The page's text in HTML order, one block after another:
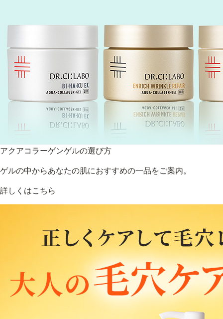
アクアコラーゲンゲルの選び方
ゲルの中からあなたの肌におすすめの一品をご案内。
詳しくはこちら